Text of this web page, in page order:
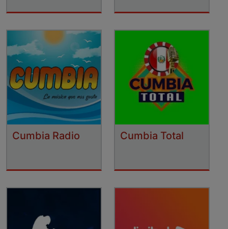
Cumbia Radio Cumbia Total